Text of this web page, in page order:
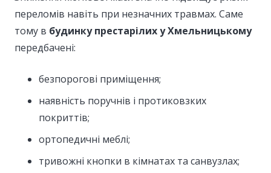
переломів навіть при незначних травмах. Саме
тому в будинку престарілих у Хмельницькому
передбачені:
безпорогові приміщення;
наявність поручнів і протиковзких
покриттів;
ортопедичні меблі;
тривожні кнопки в кімнатах та санвузлах;